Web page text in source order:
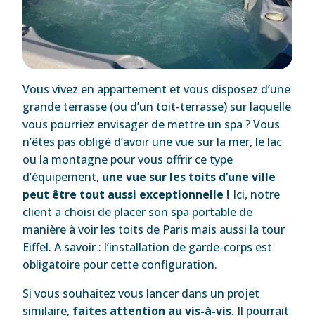
Vous vivez en appartement et vous disposez d’une
grande terrasse (ou d’un toit-terrasse) sur laquelle
vous pourriez envisager de mettre un spa ? Vous
n’êtes pas obligé d’avoir une vue sur la mer, le lac
ou la montagne pour vous offrir ce type
d’équipement, une vue sur les toits d’une ville
peut être tout aussi exceptionnelle ! Ici, notre
client a choisi de placer son spa portable de
manière à voir les toits de Paris mais aussi la tour
Eiffel. A savoir : l’installation de garde-corps est
obligatoire pour cette configuration.
Si vous souhaitez vous lancer dans un projet
similaire, faites attention au vis-à-vis. Il pourrait